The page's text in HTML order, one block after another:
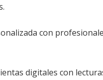
con
digitales con